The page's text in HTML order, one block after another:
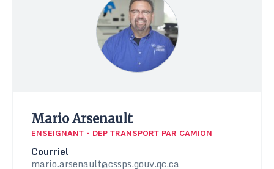
Mario Arsenault
ENSEIGNANT - DEP TRANSPORT PAR CAMION
Courriel
mario.arsenault@cssps.gouv.qc.ca